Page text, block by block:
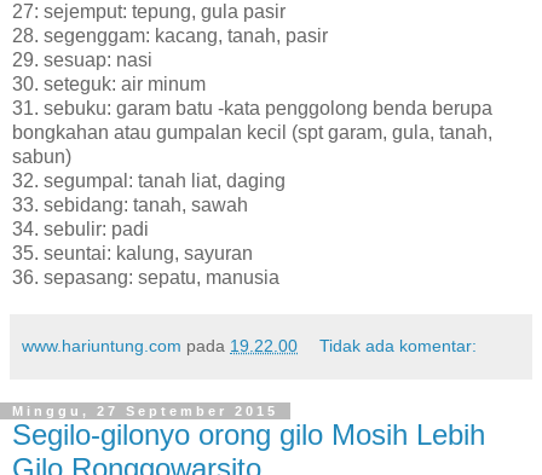
27: sejemput: tepung, gula pasir
28. segenggam: kacang, tanah, pasir
29. sesuap: nasi
30. seteguk: air minum
31. sebuku: garam batu -kata penggolong benda berupa
bongkahan atau gumpalan kecil (spt garam, gula, tanah,
sabun)
32. segumpal: tanah liat, daging
33. sebidang: tanah, sawah
34. sebulir: padi
35. seuntai: kalung, sayuran
36. sepasang: sepatu, manusia
www.hariuntung.com pada 19.22.00 Tidak ada komentar:
Minggu, 27 September 2015
Segilo-gilonyo orong gilo Mosih Lebih